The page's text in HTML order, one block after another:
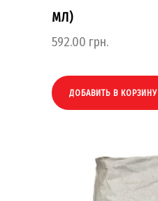
МЛ)
592.00 грн.
ДОБАВИТЬ В КОРЗИНУ